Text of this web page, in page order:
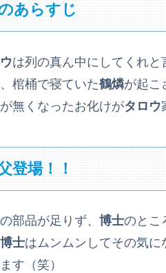
あらすじ
は列の真ん中にしてくれと
棺桶で寝ていた鶴燐が起こ
無くなったお化けがタロウ
登場！！
部品が足りず、 博士のとこ
博士はムンムンしてその気に
す（笑）